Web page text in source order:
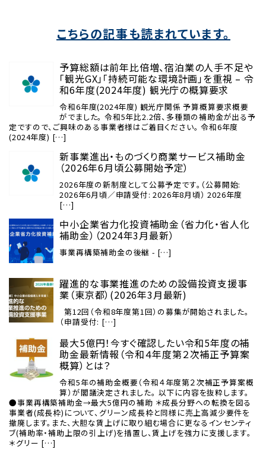
こちらの記事も読まれています。
予算総額は前年比倍増、宿泊業の人手不足や
「観光GX」「持続可能な環境計画」を重視 – 令
和6年度(2024年度) 観光庁の概算要求
令和6年度(2024年度) 観光庁関係 予算概算要求概要
がでました。 令和5年比2.2倍、多種類の補助金が出る予
定ですので、ご興味のある事業者様はご着目ください。 令和6年度
(2024年度) […]
新事業進出・ものづくり商業サービス補助金
（2026年6月頃公募開始予定）
2026年度の新制度として公募予定です。（公募開始:
2026年6月頃／申請受付: 2026年8月頃） 2026年度
[…]
中小企業省力化投資補助金（省力化・省人化
補助金）（2024年3月最新）
事業再構築補助金の後継 - […]
躍進的な事業推進のための設備投資支援事
業（東京都）(2026年3月最新)
第12回（令和8年度第1回）の募集が開始されました。
（申請受付: […]
最大5億円！今すぐ確認したい令和5年度の補
助金最新情報（令和４年度第２次補正予算案
概算）とは？
令和5年の補助金概要（令和４年度第２次補正予算案概
算）が閣議決定されました。 以下に内容を抜粋します。
●事業再構築補助金→最大5億円の補助 ＊成長分野への転換を図る
事業者(成長枠)について、グリーン成長枠と同様に売上高減少要件を
撤廃します。また、大胆な賃上げに取り組む場合に更なるインセンティ
ブ(補助率・補助上限の引上げ)を措置し、賃上げを強力に支援します。
＊グリー […]